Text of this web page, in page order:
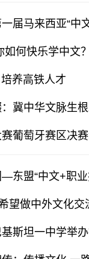
届马来西亚“中
何快乐学中文？
养高铁人才
冀中华文脉生
葡萄牙赛区决
东盟“中文+职
望做中外文化交
斯坦一中学举